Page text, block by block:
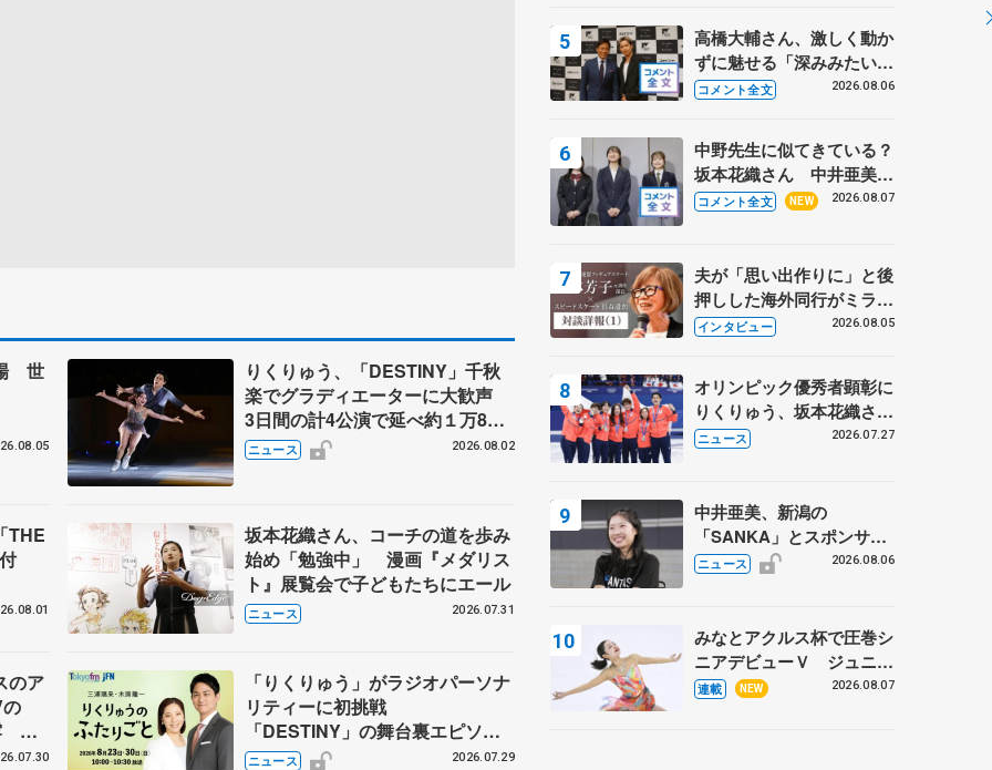
世
りくりゅう、「DESTINY」千秋
楽でグラディエーターに大歓声
3日間の計4公演で延べ約１万8千
人動員、三浦璃来さん感極まる
ニュース 2026.08.02
THE
坂本花織さん、コーチの道を歩み
始め「勉強中」 漫画『メダリス
ト』展覧会で子どもたちにエール
ニュース 2026.07.31
のア
ハ
ンバ
「りくりゅう」がラジオパーソナ
リティーに初挑戦
「DESTINY」の舞台裏エピソー
ドも
ニュース 2026.07.29
高橋大輔さん、激しく動か
ずに魅せる「深みみたいな
ものは出てきている？」
あい
コメント全文 2026.08.06
中野先生に似てきている？
坂本花織さん 中井亜美は
クリケットのサマーキャン
部科学省スポーツ表彰
式】
コメント全文 NEW 2026.08.07
夫が「思い出作りに」と後
押しした海外同行がミラノ
まで… 繁華街のリンクで
に 小林芳子さんが振り返
るスケート人生
インタビュー 2026.08.05
オリンピック優秀者顕彰に
りくりゅう、坂本花織さ
ん、団体メンバーら 8月
園子らコーチも
ニュース 2026.07.27
中井亜美、新潟の
「SANKA」とスポンサー
契約 「全力で応援」とコ
ニュース 2026.08.06
みなとアクルス杯で圧巻シ
ニアデビューＶ ジュニア
で４シーズン無敗の島田麻
連載 NEW 2026.08.07